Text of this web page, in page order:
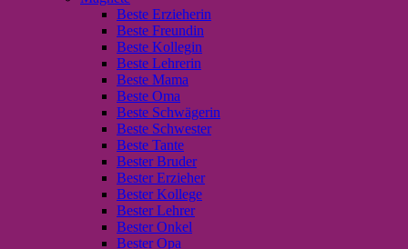
Beste Erzieherin
Beste Freundin
Beste Kollegin
Beste Lehrerin
Beste Mama
Beste Oma
Beste Schwägerin
Beste Schwester
Beste Tante
Bester Bruder
Bester Erzieher
Bester Kollege
Bester Lehrer
Bester Onkel
Bester Opa